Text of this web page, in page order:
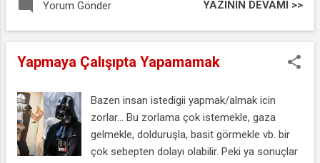
Yorum Gönder YAZININ DEVAMI >>
Yapmaya Çalışıpta Yapamamak
Bazen insan istedigii yapmak/almak icin
zorlar... Bu zorlama çok istemekle, gaza
gelmekle, dolduruşla, basit görmekle vb. bir
çok sebepten dolayı olabilir. Peki ya sonuçlar